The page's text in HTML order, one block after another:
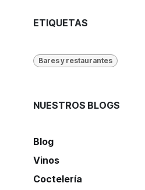
ETIQUETAS
Bares y restaurantes
NUESTROS BLOGS
Blog
Vinos
Coctelería